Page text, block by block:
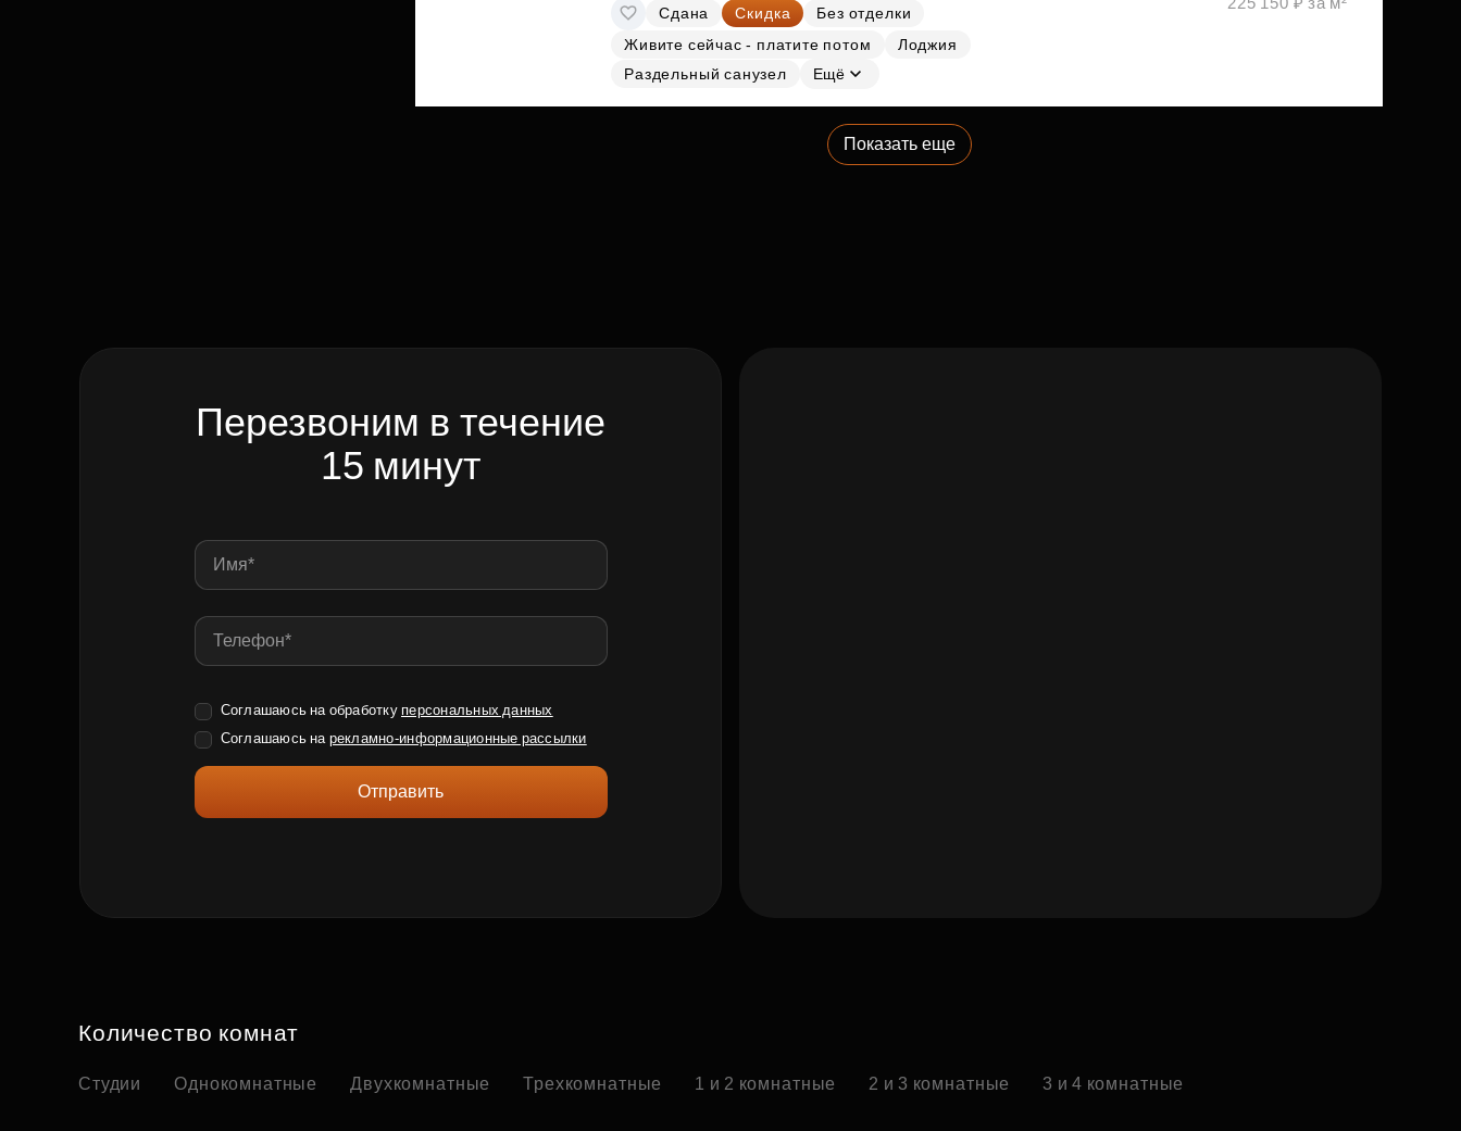
Сдана Скидка
Без отделки
Живите сейчас - платите потом
Лоджия
Раздельный санузел
Ещё
Показать еще
Перезвоним в течение
15 минут
Соглашаюсь на обработку персональных данных
Соглашаюсь на рекламно-информационные рассылки
Отправить
Количество комнат
Студии Однокомнатные Двухкомнатные Трехкомнатные 1 и 2 комнатные 2 и 3 комнатные 3 и 4 комнатные